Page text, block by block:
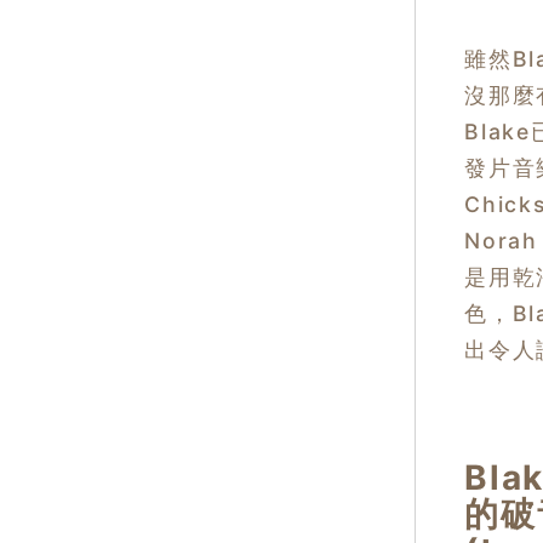
雖然
沒那麼
Blake
發片
Norah
是用
色，
出令人
的